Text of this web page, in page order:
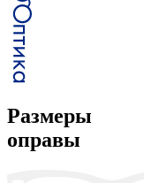
Размеры
оправы